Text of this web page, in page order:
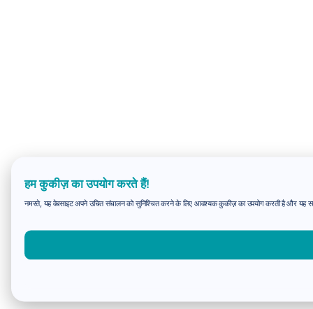
हम कुकीज़ का उपयोग करते हैं!
नमस्ते, यह वेबसाइट अपने उचित संचालन को सुनिश्चित करने के लिए आवश्यक कुकीज़ का उपयोग करती है और यह